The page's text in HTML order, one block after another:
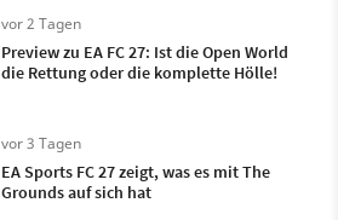
vor 2 Tagen
Preview zu EA FC 27: Ist die Open World
die Rettung oder die komplette Hölle!
vor 3 Tagen
EA Sports FC 27 zeigt, was es mit The
Grounds auf sich hat